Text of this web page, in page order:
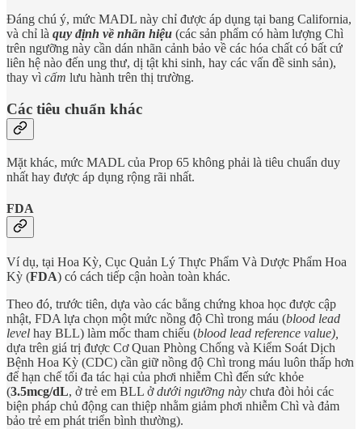
Đáng chú ý, mức MADL này chỉ được áp dụng tại bang California,
và chỉ là quy định về nhãn hiệu (các sản phẩm có hàm lượng Chì
trên ngưỡng này cần dán nhãn cảnh bảo về các hóa chất có bất cứ
liên hệ nào đến ung thư, dị tật khi sinh, hay các vấn đề sinh sản),
thay vì cấm lưu hành trên thị trường.
Các tiêu chuẩn khác
Mặt khác, mức MADL của Prop 65 không phải là tiêu chuẩn duy
nhất hay được áp dụng rộng rãi nhất.
FDA
Ví dụ, tại Hoa Kỳ, Cục Quản Lý Thực Phẩm Và Dược Phẩm Hoa
Kỳ (FDA) có cách tiếp cận hoàn toàn khác.
Theo đó, trước tiên, dựa vào các bằng chứng khoa học được cập
nhật, FDA lựa chọn một mức nồng độ Chì trong máu (blood lead
level hay BLL) làm mốc tham chiếu (blood lead reference value),
dựa trên giá trị được Cơ Quan Phòng Chống và Kiểm Soát Dịch
Bệnh Hoa Kỳ (CDC) cần giữ nồng độ Chì trong máu luôn thấp hơn
để hạn chế tối đa tác hại của phơi nhiễm Chì đến sức khỏe
(3.5mcg/dL, ở trẻ em BLL ởdưới ngưỡng này chưa đòi hỏi các
biện pháp chủ động can thiệp nhằm giảm phơi nhiễm Chì và đảm
bảo trẻ em phát triển bình thường).